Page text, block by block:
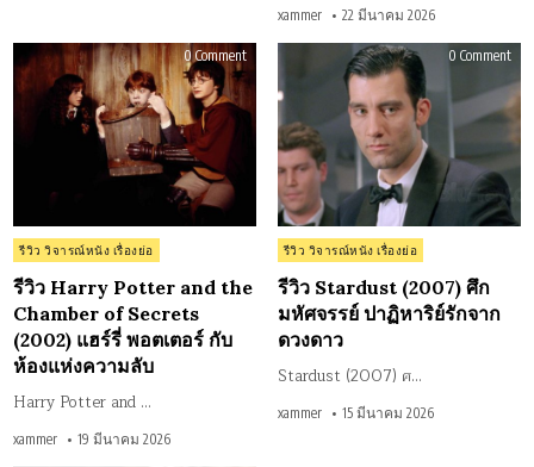
xammer 22 มีนาคม 2026
0 Commenton
รีวิว
Harry
Potter
and
Chamber
Secrets
(2002)
พอต
แห่ง
ความ
Posted
in
รีวิว วิจารณ์หนัง เรื่องย่อ
รีวิว Harry Potter and the
Chamber of Secrets
(2002) แฮร์รี่ พอตเตอร์ กับ
ห้องแห่งความลับ
Harry Potter and …
xammer 19 มีนาคม 2026
0 Commenton
ศึก
ปา
จาก
Posted
in
รีวิว วิจารณ์หนัง เรื่องย่อ
รีวิว Stardust (2007) ศึก
มหัศจรรย์ ปาฏิหาริย์รักจาก
ดวงดาว
Stardust (2007) ศ…
xammer 15 มีนาคม 2026